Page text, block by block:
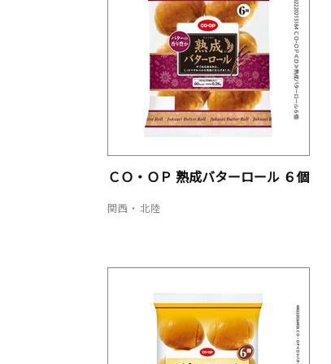
ＣＯ・ＯＰ 熟成バターロール ６個
関西・北陸